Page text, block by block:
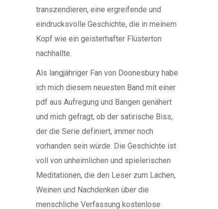
transzendieren, eine ergreifende und
eindrucksvolle Geschichte, die in meinem
Kopf wie ein geisterhafter Flüsterton
nachhallte.
Als langjähriger Fan von Doonesbury habe
ich mich diesem neuesten Band mit einer
pdf aus Aufregung und Bangen genähert
und mich gefragt, ob der satirische Biss,
der die Serie definiert, immer noch
vorhanden sein würde. Die Geschichte ist
voll von unheimlichen und spielerischen
Meditationen, die den Leser zum Lachen,
Weinen und Nachdenken über die
menschliche Verfassung kostenlose